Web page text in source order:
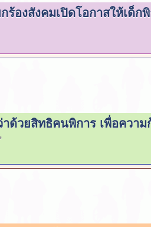
กร้องสังคมเปิดโอกาสให้เด็
ด้วยสิทธิคนพิการ เพื่อควา